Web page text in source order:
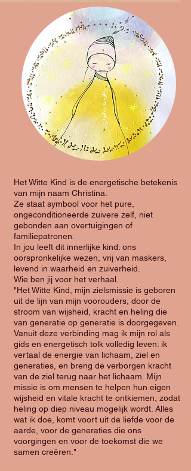
Het Witte Kind is de energetische betekenis
van mijn naam Christina.
Ze staat symbool voor het pure,
ongeconditioneerde zuivere zelf, niet
gebonden aan overtuigingen of
familiepatronen.
In jou leeft dit innerlijke kind: ons
oorspronkelijke wezen, vrij van maskers,
levend in waarheid en zuiverheid.
Wie ben jij voor het verhaal.
"Het Witte Kind, mijn zielsmissie is geboren
uit de lijn van mijn voorouders, door de
stroom van wijsheid, kracht en heling die
van generatie op generatie is doorgegeven.
Vanuit deze verbinding mag ik mijn rol als
gids en energetisch tolk volledig leven: ik
vertaal de energie van lichaam, ziel en
generaties, en breng de verborgen kracht
van de ziel terug naar het lichaam. Mijn
missie is om mensen te helpen hun eigen
wijsheid en vitale kracht te ontkiemen, zodat
heling op diep niveau mogelijk wordt. Alles
wat ik doe, komt voort uit de liefde voor de
aarde, voor de generaties die ons
voorgingen en voor de toekomst die we
samen creëren."